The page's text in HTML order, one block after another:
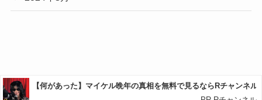
プライバシーポリシー お問い合わせ サイトマップ